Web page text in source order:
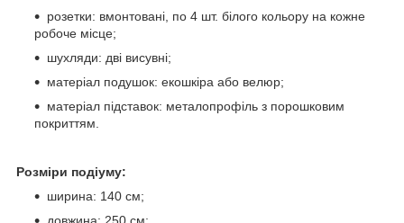
розетки: вмонтовані, по 4 шт. білого кольору на кожне
робоче місце;
шухляди: дві висувні;
матеріал подушок: екошкіра або велюр;
матеріал підставок: металопрофіль з порошковим
покриттям.
Розміри подіуму:
ширина: 140 см;
довжина: 250 см;